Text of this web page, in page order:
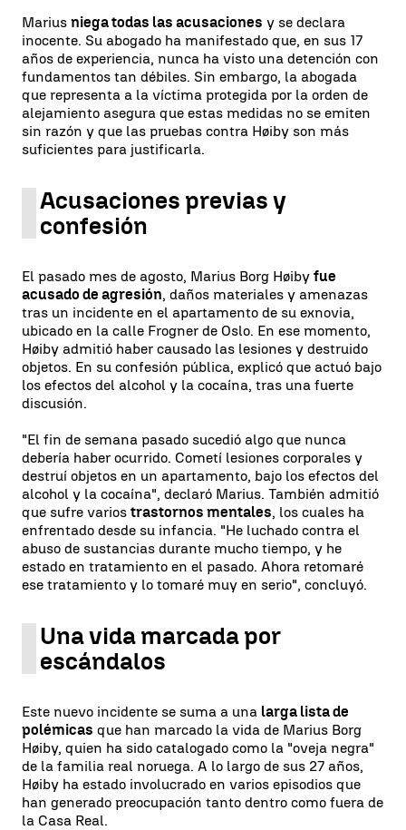
Marius niega todas las acusaciones y se declara
inocente. Su abogado ha manifestado que, en sus 17
años de experiencia, nunca ha visto una detención con
fundamentos tan débiles. Sin embargo, la abogada
que representa a la víctima protegida por la orden de
alejamiento asegura que estas medidas no se emiten
sin razón y que las pruebas contra Høiby son más
suficientes para justificarla.
Acusaciones previas y
confesión
El pasado mes de agosto, Marius Borg Høiby fue
acusado de agresión, daños materiales y amenazas
tras un incidente en el apartamento de su exnovia,
ubicado en la calle Frogner de Oslo. En ese momento,
Høiby admitió haber causado las lesiones y destruido
objetos. En su confesión pública, explicó que actuó bajo
los efectos del alcohol y la cocaína, tras una fuerte
discusión.
"El fin de semana pasado sucedió algo que nunca
debería haber ocurrido. Cometí lesiones corporales y
destruí objetos en un apartamento, bajo los efectos del
alcohol y la cocaína", declaró Marius. También admitió
que sufre varios trastornos mentales, los cuales ha
enfrentado desde su infancia. "He luchado contra el
abuso de sustancias durante mucho tiempo, y he
estado en tratamiento en el pasado. Ahora retomaré
ese tratamiento y lo tomaré muy en serio", concluyó.
Una vida marcada por
escándalos
Este nuevo incidente se suma a una larga lista de
polémicas que han marcado la vida de Marius Borg
Høiby, quien ha sido catalogado como la "oveja negra"
de la familia real noruega. A lo largo de sus 27 años,
Høiby ha estado involucrado en varios episodios que
han generado preocupación tanto dentro como fuera de
la Casa Real.